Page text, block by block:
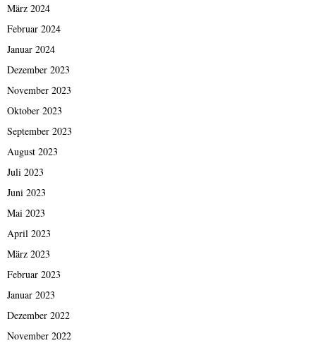
März 2024
Februar 2024
Januar 2024
Dezember 2023
November 2023
Oktober 2023
September 2023
August 2023
Juli 2023
Juni 2023
Mai 2023
April 2023
März 2023
Februar 2023
Januar 2023
Dezember 2022
November 2022